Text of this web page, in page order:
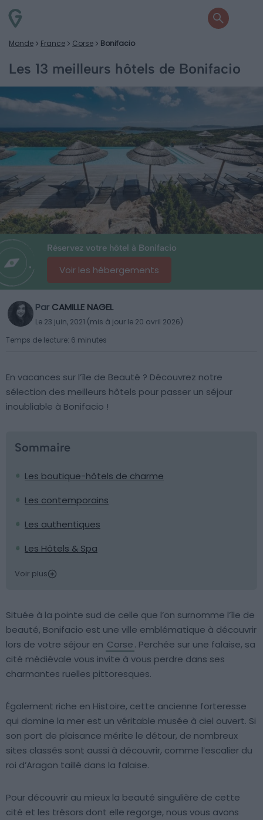
Monde France Corse Bonifacio
Les 13 meilleurs hôtels de Bonifacio
Réservez votre hôtel à Bonifacio
Voir les hébergements
Par CAMILLE NAGEL
Le 23 juin, 2021 (mis à jour le 20 avril 2026)
Temps de lecture: 6 minutes
En vacances sur l’île de Beauté ? Découvrez notre
sélection des meilleurs hôtels pour passer un séjour
inoubliable à Bonifacio !
Sommaire
Les boutique-hôtels de charme
Les contemporains
Les authentiques
Les Hôtels & Spa
Voir plus
Située à la pointe sud de celle que l’on surnomme l’île de
beauté, Bonifacio est une ville emblématique à découvrir
lors de votre séjour en Corse. Perchée sur une falaise, sa
cité médiévale vous invite à vous perdre dans ses
charmantes ruelles pittoresques.
Également riche en Histoire, cette ancienne forteresse
qui domine la mer est un véritable musée à ciel ouvert. Si
son port de plaisance mérite le détour, de nombreux
sites classés sont aussi à découvrir, comme l’escalier du
roi d’Aragon taillé dans la falaise.
Pour découvrir au mieux la beauté singulière de cette
cité et les trésors dont elle regorge, nous vous avons